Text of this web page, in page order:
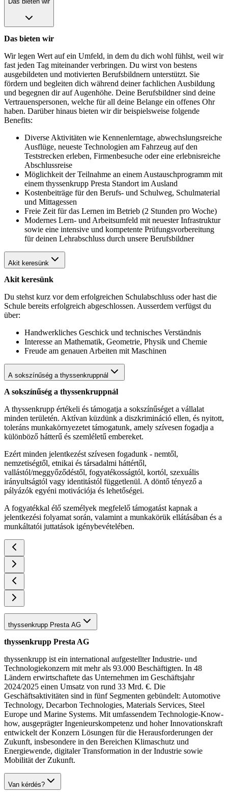
Das bieten wir
Wir legen Wert auf ein Umfeld, in dem du dich wohl fühlst, weil wir
fast jeden Tag miteinander verbringen. Du wirst von bestens
ausgebildeten und motivierten Berufsbildnern unterstützt. Sie
fördern und begleiten dich während deiner fachlichen Ausbildung
und begegnen dir auf Augenhöhe. Deine Berufsbildner sind deine
Vertrauenspersonen, welche für all deine Belange ein offenes Ohr
haben. Darüber hinaus bieten wir dir beispielsweise folgende
Benefits:
Diverse Aktivitäten wie Kennenlerntage, abwechslungsreiche
Ausflüge, neueste Technologien am Fahrzeug auf den
Teststrecken erleben, Firmenbesuche oder eine erlebnisreiche
Abschlussreise
Möglichkeit der Teilnahme an einem Austauschprogramm mit
einem thyssenkrupp Presta Standort im Ausland
Kostenbeiträge für den Berufs- und Schulweg, Schulmaterial
und Mittagessen
Freie Zeit für das Lernen im Betrieb (2 Stunden pro Woche)
Modernes Lern- und Arbeitsumfeld mit neuester Infrastruktur
sowie eine intensive und kompetente Prüfungsvorbereitung
für deinen Lehrabschluss durch unsere Berufsbildner
Akit keresünk
Akit keresünk
Du stehst kurz vor dem erfolgreichen Schulabschluss oder hast die
Schule bereits erfolgreich abgeschlossen. Ausserdem verfügst du
über:
Handwerkliches Geschick und technisches Verständnis
Interesse an Mathematik, Geometrie, Physik und Chemie
Freude am genauen Arbeiten mit Maschinen
A sokszínűség a thyssenkruppnál
A sokszínűség a thyssenkruppnál
A thyssenkrupp értékeli és támogatja a sokszínűséget a vállalat
minden területén. Aktívan küzdünk a diszkrimináció ellen, és nyitott,
toleráns munkakörnyezetet támogatunk, amely szívesen fogadja a
különböző hátterű és szemléletű embereket.
Ezért minden jelentkezést szívesen fogadunk - nemtől,
nemzetiségtől, etnikai és társadalmi háttértől,
vallástól/meggyőződéstől, fogyatékosságtól, kortól, szexuális
irányultságtól vagy identitástól függetlenül. A döntő tényező a
pályázók egyéni motivációja és lehetőségei.
A fogyatékkal élő személyek megfelelő támogatást kapnak a
jelentkezési folyamat során, valamint a munkakörük ellátásában és a
munkáltatói juttatások igénybevételében.
thyssenkrupp Presta AG
thyssenkrupp Presta AG
thyssenkrupp ist ein international aufgestellter Industrie- und
Technologiekonzern mit mehr als 93.000 Beschäftigten. In 48
Ländern erwirtschaftete das Unternehmen im Geschäftsjahr
2024/2025 einen Umsatz von rund 33 Mrd. €. Die
Geschäftsaktivitäten sind in fünf Segmenten gebündelt: Automotive
Technology, Decarbon Technologies, Materials Services, Steel
Europe und Marine Systems. Mit umfassendem Technologie-Know-
how, ausgeprägter Ingenieurskompetenz und hoher Innovationskraft
entwickelt der Konzern Lösungen für die Herausforderungen der
Zukunft, insbesondere in den Bereichen Klimaschutz und
Energiewende, digitaler Transformation in der Industrie sowie
Mobilität der Zukunft.
Van kérdés?